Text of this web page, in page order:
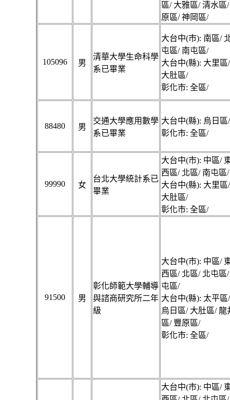
區/ 大雅區/ 清水區
原區/ 神岡區/
105096 男
清華大學生命科學
系已畢業
大台中(市): 南區/
屯區/ 南屯區/
大台中(縣): 大里區
大肚區/
彰化市: 全區/
88480 男
交通大學應用數學
系已畢業
大台中(縣): 烏日區
彰化市: 全區/
99990 女
台北大學統計系已
畢業
大台中(市): 中區/
西區/ 北區/ 南屯區/
大台中(縣): 大里區
大肚區/
彰化市: 全區/
91500 男
彰化師範大學輔導
與諮商研究所二年
級
大台中(市): 中區/
西區/ 北區/ 北屯區
屯區/
大台中(縣): 太平區
烏日區/ 大肚區/ 龍
區/ 豐原區/
彰化市: 全區/
大台中(市): 中區/